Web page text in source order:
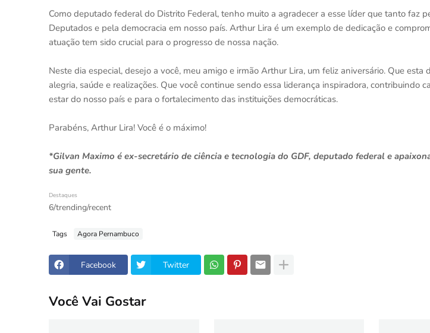
Como deputado federal do Distrito Federal, tenho muito a agradecer a esse líder que tanto faz
Deputados e pela democracia em nosso país. Arthur Lira é um exemplo de dedicação e
atuação tem sido crucial para o progresso de nossa nação.
Neste dia especial, desejo a você, meu amigo e irmão Arthur Lira, um feliz aniversário. Que esta
alegria, saúde e realizações. Que você continue sendo essa liderança inspiradora, contribuindo
estar do nosso país e para o fortalecimento das instituições democráticas.
Parabéns, Arthur Lira! Você é o máximo!
*Gilvan Maximo é ex-secretário de ciência e tecnologia do GDF, deputado federal e
sua gente.
Destaques
6/trending/recent
Tags Agora Pernambuco
Facebook Twitter
Você Vai Gostar